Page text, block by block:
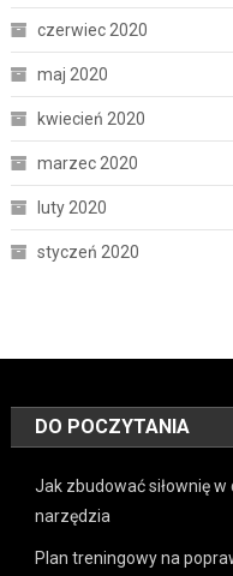
czerwiec 2020
maj 2020
kwiecień 2020
marzec 2020
luty 2020
styczeń 2020
DO POCZYTANIA
Jak zbudować siłownię
narzędzia
Plan treningowy na